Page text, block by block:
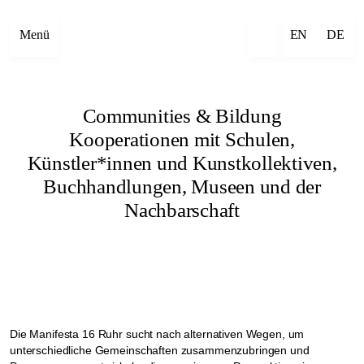
Menü EN DE
Communities & Bildung
Kooperationen mit Schulen,
Künstler*innen und Kunstkollektiven,
Buchhandlungen, Museen und der
Nachbarschaft
Die Manifesta 16 Ruhr sucht nach alternativen Wegen, um
unterschiedliche Gemeinschaften zusammenzubringen und